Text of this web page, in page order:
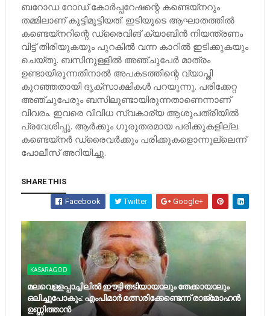
ബറോഡ റോഡ് കോര്‍പ്പറേഷന്റെ കണ്ടെയ്‌നറും
തമ്മിലാണ് കൂട്ടിമുട്ടിയത്. ഇടിയുടെ ആഘാതത്തില്‍
കണ്ടെയ്‌നറിന്റെ ഡ്രൈവിങ് ക്യാബിന്‍ നിയന്ത്രണം
വിട്ട് തിരിയുകയും പുറകില്‍ വന്ന കാറില്‍ ഇടിക്കുകയും
ചെയ്തു. ബസിനുള്ളില്‍ അഞ്ചുപേര്‍ മാത്രം
ഉണ്ടായിരുന്നതിനാല്‍ അപകടത്തിന്റെ വ്യാപ്തി
കുറഞ്ഞതായി ദൃക്‌സാക്ഷികള്‍ പറയുന്നു. പരിക്കേറ്റ
അഞ്ചുപേരും ബസിലുണ്ടായിരുന്നതാണെന്നാണ്
വിവരം. ഇവരെ വിവിധ സ്വകാര്യ ആശുപത്രിയില്‍
പ്രവേശിപ്പു. ആര്‍ക്കും ഗുരുതരമായ പരിക്കുകളില്ല.
കണ്ടെയ്‌നര്‍ ഡ്രൈവര്‍ക്കും പരിക്കുകളൊന്നുല്ലെന്ന്
പോലീസ് അറിയിച്ചു.
SHARE THIS
Facebook Twitter Google+
KASARAGOD
മലവെള്ളപ്പാച്ചിലില്‍ ഈട്ടി തടിയായാലും തേക്കായാലും
ഒലിച്ചുപോകും: എംപിമാര്‍ മത്സരിക്കേണ്ടെന്ന് രാജ്‌മോഹന്‍
ഉണ്ണിത്താന്‍